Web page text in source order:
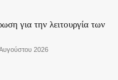
για την λειτουργία των
2026